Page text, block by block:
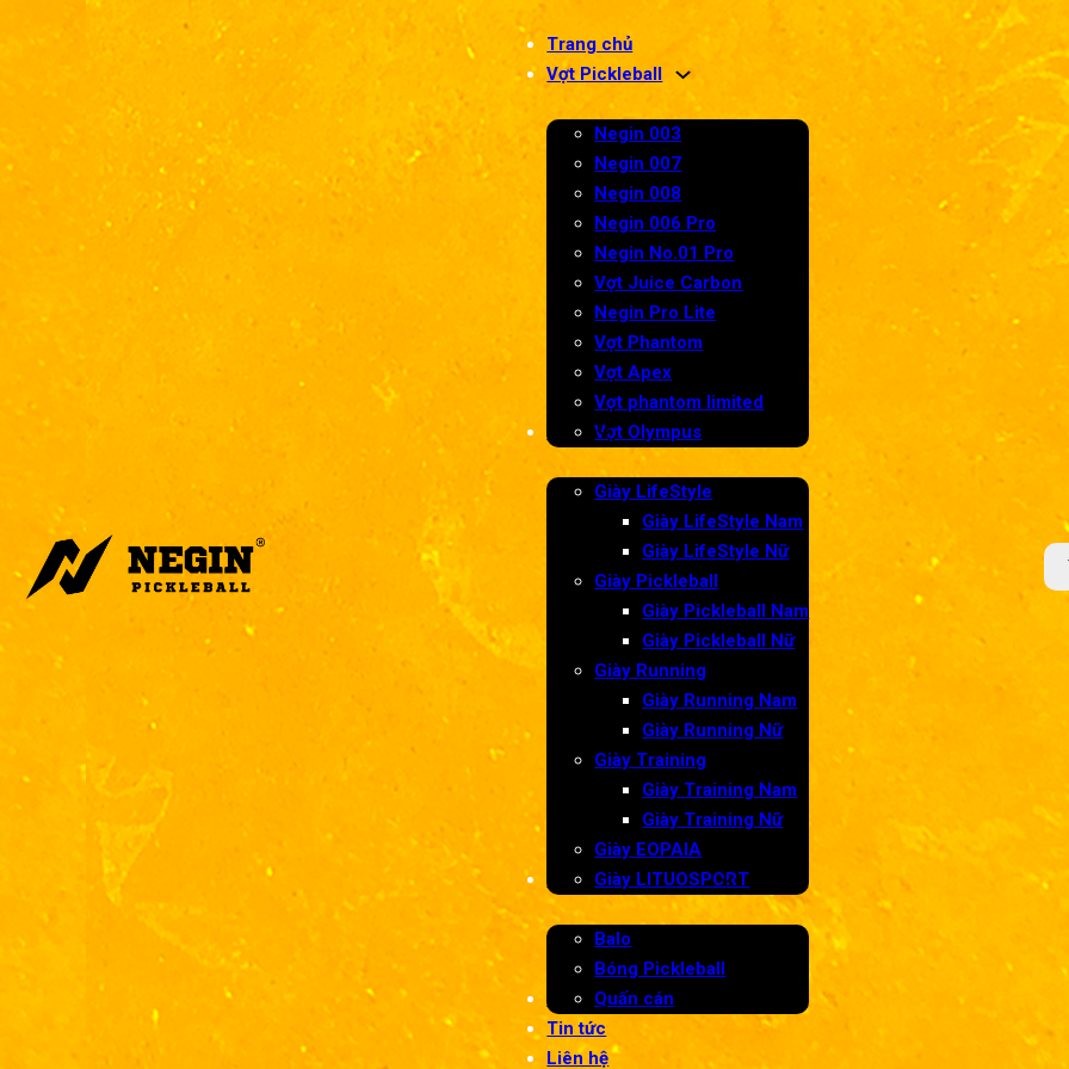
Trang chủ
Vợt Pickleball
Negin 003
Negin 007
Negin 008
Negin 006 Pro
Negin No.01 Pro
Vợt Juice Carbon
Negin Pro Lite
Vợt Phantom
Vợt Apex
Vợt phantom limited
Vợt Olympus
Giày
Giày LifeStyle
Giày LifeStyle Nam
Giày LifeStyle Nữ
Giày Pickleball
Giày Pickleball Nam
Giày Pickleball Nữ
Giày Running
Giày Running Nam
Giày Running Nữ
Giày Training
Giày Training Nam
Giày Training Nữ
Giày EOPAIA
Giày LITUOSPORT
Phụ kiện Pickleball
Balo
Bóng Pickleball
Quấn cán
Quần áo
Tin tức
Liên hệ